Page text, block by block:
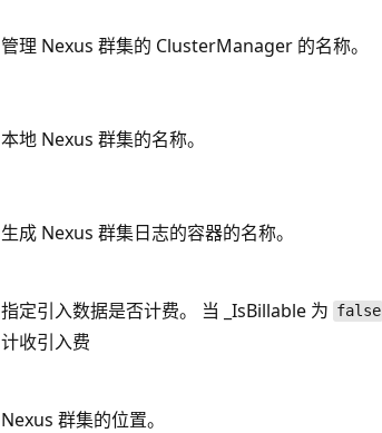
管理 Nexus 群集的 ClusterManager 的名称。
本地 Nexus 群集的名称。
生成 Nexus 群集日志的容器的名称。
指定引入数据是否计费。 当 _IsBillable 为 false
计收引入费
Nexus 群集的位置。